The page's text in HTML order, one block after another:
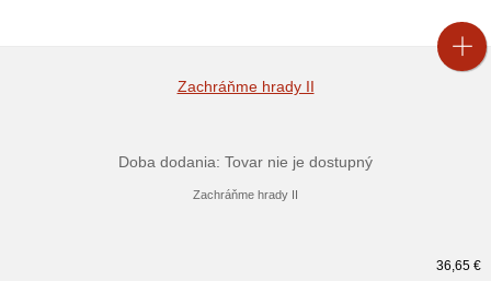
Zachráňme hrady II
Doba dodania: Tovar nie je dostupný
Zachráňme hrady II
36,65 €